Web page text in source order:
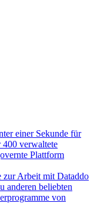
einer Sekunde für
400 verwaltete
Plattform
zur Arbeit mit Dataddo
anderen beliebten
von